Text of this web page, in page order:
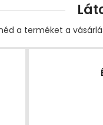
a terméket a